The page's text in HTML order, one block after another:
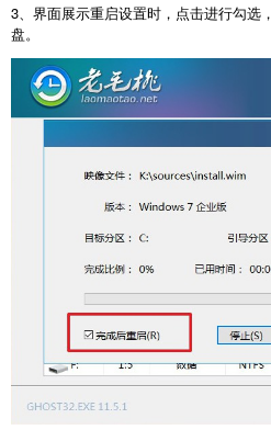
3、界面展示重启设置时，点击进行勾选
盘。